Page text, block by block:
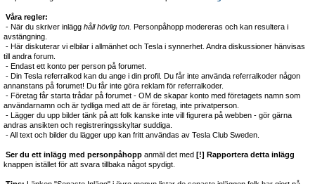
Våra regler:
- När du skriver inlägg håll hövlig ton. Personpåhopp modereras och kan resultera i
avstängning.
- Här diskuterar vi elbilar i allmänhet och Tesla i synnerhet. Andra diskussioner hänvisas
till andra forum.
- Endast ett konto per person på forumet.
- Din Tesla referralkod kan du ange i din profil. Du får inte använda referralkoder någon
annanstans på forumet! Du får inte göra reklam för referralkoder.
- Företag får starta trådar på forumet - OM de skapar konto med företagets namn som
användarnamn och är tydliga med att de är företag, inte privatperson.
- Lägger du upp bilder tänk på att folk kanske inte vill figurera på webben - gör gärna
andras ansikten och registreringsskyltar suddiga.
- All text och bilder du lägger upp kan fritt användas av Tesla Club Sweden.
Ser du ett inlägg med personpåhopp anmäl det med [!] Rapportera detta inlägg
knappen istället för att svara tillbaka något spydigt.